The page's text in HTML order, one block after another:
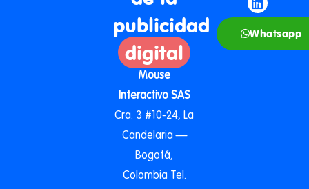
publicidad
digital
Mouse
Interactivo SAS
Cra. 3 #10-24, La
Candelaria —
Bogotá,
Colombia Tel.
Whatsapp